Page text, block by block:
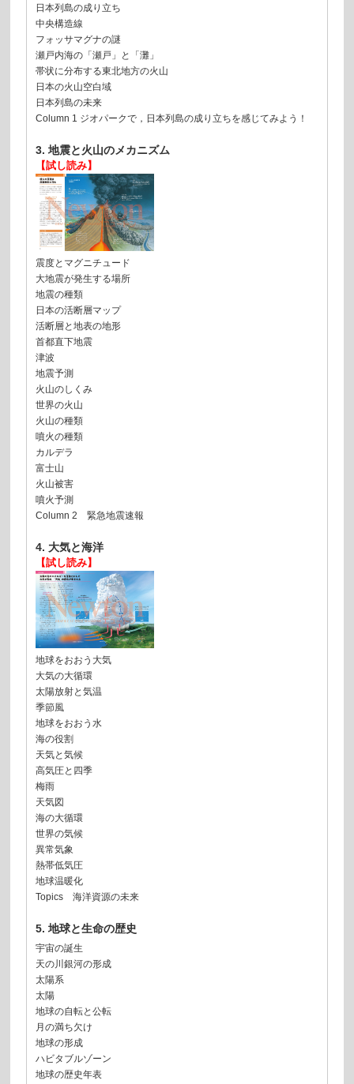
日本列島の成り立ち
中央構造線
フォッサマグナの謎
瀬戸内海の「瀬戸」と「灘」
帯状に分布する東北地方の火山
日本の火山空白域
日本列島の未来
Column 1 ジオパークで，日本列島の成り立ちを感じてみよう！
3. 地震と火山のメカニズム
【試し読み】
震度とマグニチュード
大地震が発生する場所
地震の種類
日本の活断層マップ
活断層と地表の地形
首都直下地震
津波
地震予測
火山のしくみ
世界の火山
火山の種類
噴火の種類
カルデラ
富士山
火山被害
噴火予測
Column 2 緊急地震速報
4. 大気と海洋
【試し読み】
地球をおおう大気
大気の大循環
太陽放射と気温
季節風
地球をおおう水
海の役割
天気と気候
高気圧と四季
梅雨
天気図
海の大循環
世界の気候
異常気象
熱帯低気圧
地球温暖化
Topics 海洋資源の未来
5. 地球と生命の歴史
宇宙の誕生
天の川銀河の形成
太陽系
太陽
地球の自転と公転
月の満ち欠け
地球の形成
ハビタブルゾーン
地球の歴史年表